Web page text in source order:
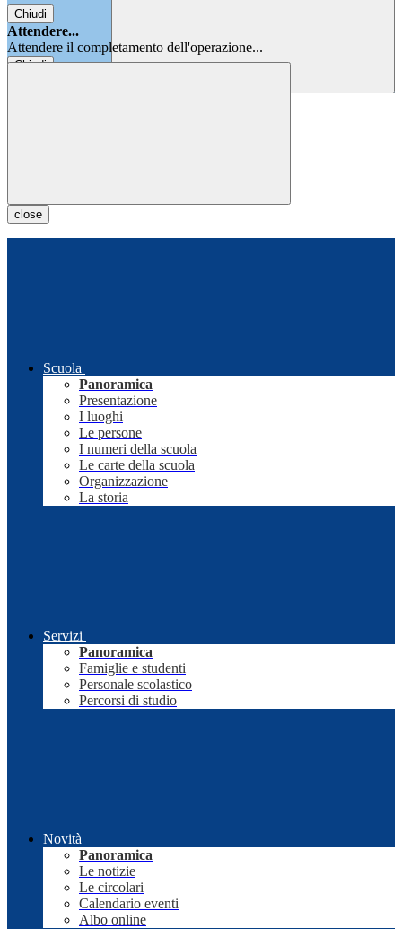
Chiudi
Attendere...
Attendere il completamento dell'operazione...
Chiudi
close
Scuola
Panoramica
Presentazione
I luoghi
Le persone
I numeri della scuola
Le carte della scuola
Organizzazione
La storia
Servizi
Panoramica
Famiglie e studenti
Personale scolastico
Percorsi di studio
Novità
Panoramica
Le notizie
Le circolari
Calendario eventi
Albo online